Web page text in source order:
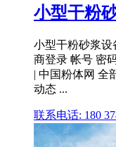
小型干粉
小型干粉砂浆设
商登录 帐号 密
| 中国粉体网 全
动态 ...
联系电话: 180